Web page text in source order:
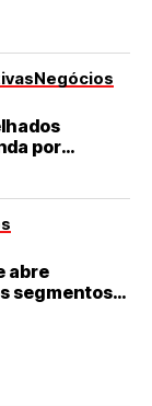
Negócios
por
abre
segmentos